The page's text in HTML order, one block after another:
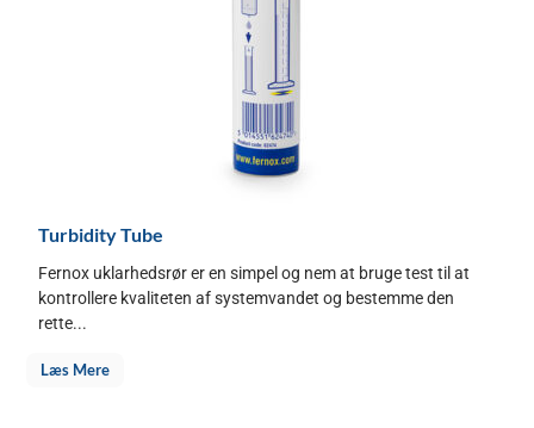
Turbidity Tube
Fernox uklarhedsrør er en simpel og nem at bruge test til at
kontrollere kvaliteten af systemvandet og bestemme den
rette...
Læs Mere